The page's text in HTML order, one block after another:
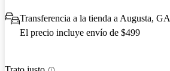
Transferencia a la tienda a Augusta, GA
El precio incluye envío de $499